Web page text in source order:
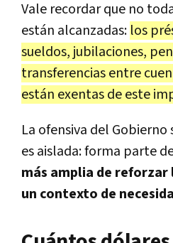
Vale recordar que no
están alcanzadas: los
sueldos, jubilaciones,
transferencias entre
están exentas de este
La ofensiva del
es aislada: forma parte
más amplia de reforzar
un contexto de